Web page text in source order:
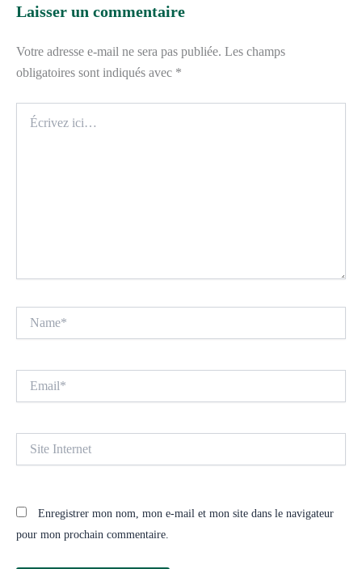
Laisser un commentaire
Votre adresse e-mail ne sera pas publiée. Les champs
obligatoires sont indiqués avec *
ici…
Internet
Enregistrer mon nom, mon e-mail et mon site dans le navigateur
pour mon prochain commentaire.